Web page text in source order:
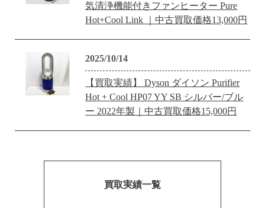
気清浄機能付きファンヒーター Pure
Hot+Cool Link ｜中古買取価格13,000円
2025/10/14
【買取実績】 Dyson ダイソン Purifier
Hot + Cool HP07 YY SB シルバー/ブル
ー 2022年製｜中古買取価格15,000円
買取実績一覧